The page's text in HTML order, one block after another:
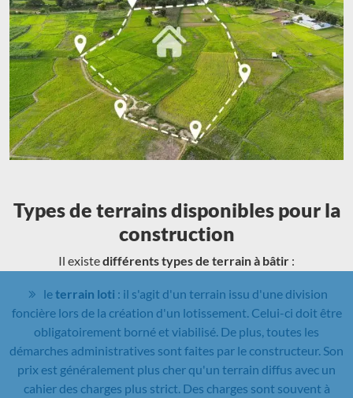
Types de terrains disponibles pour la
construction
Il existedifférents types de terrain à bâtir :
leterrain loti : il s'agit d'un terrain issu d'une division
foncière lors de la création d'un lotissement. Celui-ci doit être
obligatoirement borné et viabilisé. De plus, toutes les
démarches administratives sont faites par le constructeur. Son
prix est généralement plus cher qu'un terrain diffus avec un
cahier des charges plus strict. Des charges sont souvent à